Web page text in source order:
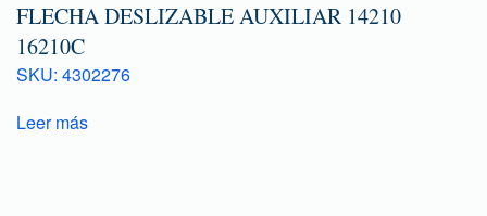
FLECHA DESLIZABLE AUXILIAR 14210
16210C
SKU: 4302276
Leer más